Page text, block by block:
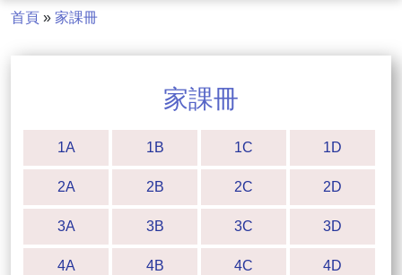
首頁 » 家課冊
家課冊
1A 1B 1C 1D
2A 2B 2C 2D
3A 3B 3C 3D
4A 4B 4C 4D